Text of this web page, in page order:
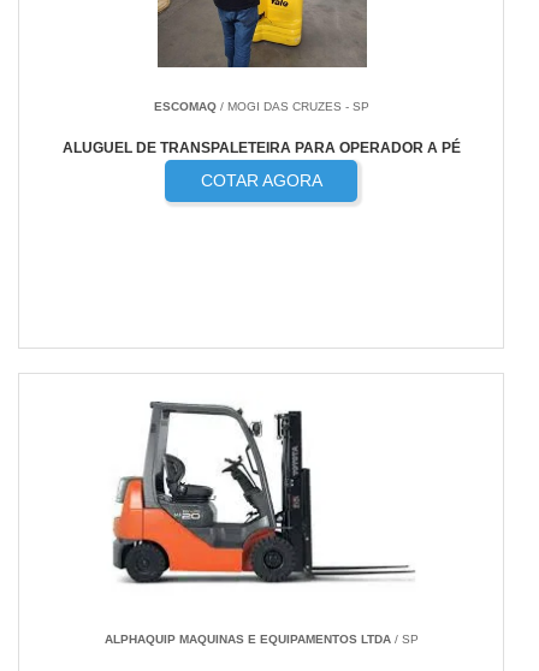
ESCOMAQ/ MOGI DAS CRUZES - SP
ALUGUEL DE TRANSPALETEIRA PARA OPERADOR A PÉ
COTAR AGORA
ALPHAQUIP MAQUINAS E EQUIPAMENTOS LTDA/ SP